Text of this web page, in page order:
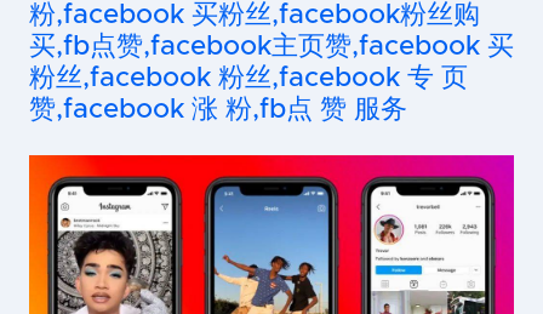
粉,facebook 买粉丝,facebook粉丝购
买,fb点赞,facebook主页赞,facebook 买
粉丝,facebook 粉丝,facebook 专 页
赞,facebook 涨 粉,fb点 赞 服务